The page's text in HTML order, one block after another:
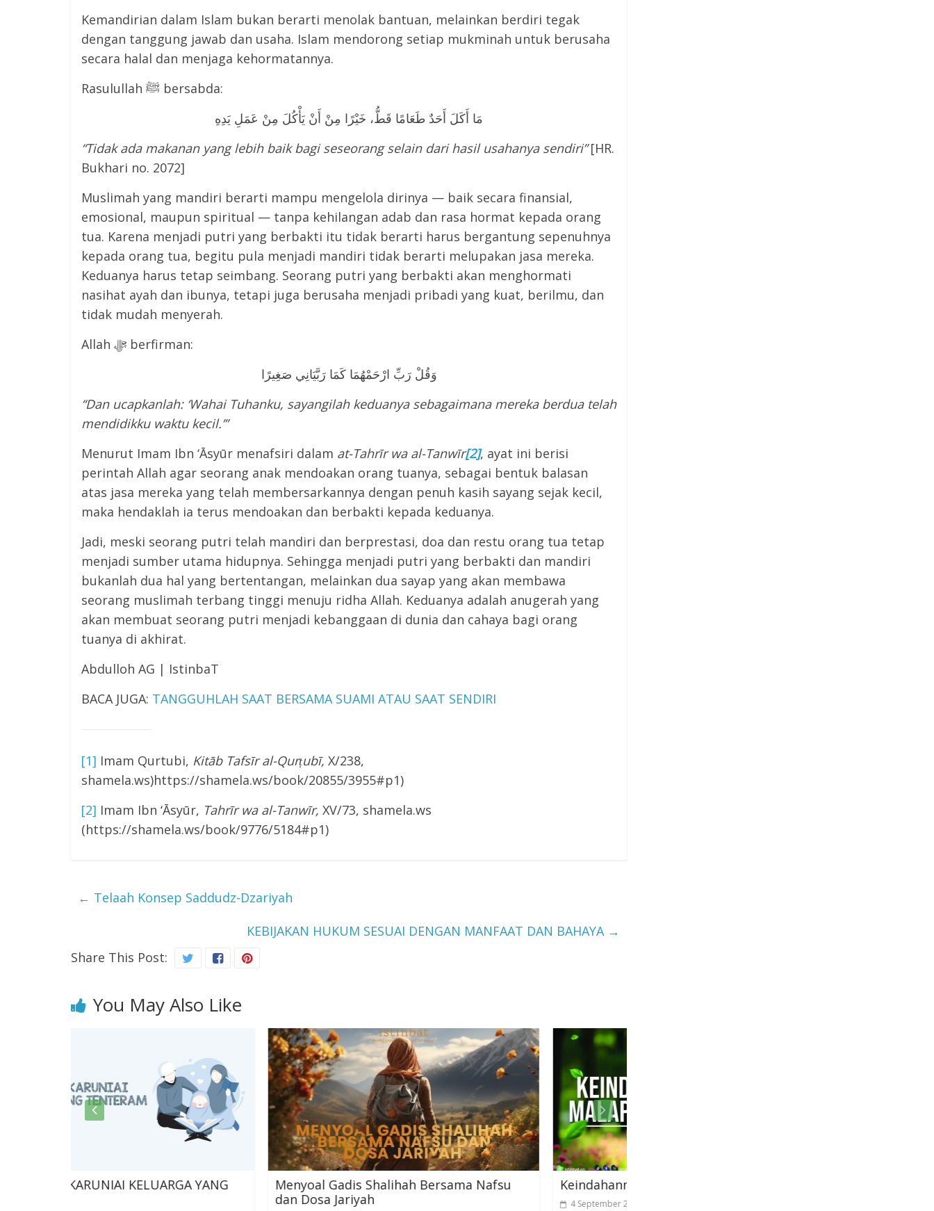
Kemandirian dalam Islam bukan berarti menolak bantuan, melainkan berdiri tegak
dengan tanggung jawab dan usaha. Islam mendorong setiap mukminah untuk berusaha
secara halal dan menjaga kehormatannya.
Rasulullah ﷺ bersabda:
مَا أَكَلَ أَحَدٌ طَعَامًا قَطُّ، خَيْرًا مِنْ أَنْ يَأْكُلَ مِنْ عَمَلِ يَدِهِ
“Tidak ada makanan yang lebih baik bagi seseorang selain dari hasil usahanya sendiri”[HR.
Bukhari no. 2072]
Muslimah yang mandiri berarti mampu mengelola dirinya — baik secara finansial,
emosional, maupun spiritual — tanpa kehilangan adab dan rasa hormat kepada orang
tua. Karena menjadi putri yang berbakti itu tidak berarti harus bergantung sepenuhnya
kepada orang tua, begitu pula menjadi mandiri tidak berarti melupakan jasa mereka.
Keduanya harus tetap seimbang. Seorang putri yang berbakti akan menghormati
nasihat ayah dan ibunya, tetapi juga berusaha menjadi pribadi yang kuat, berilmu, dan
tidak mudah menyerah.
Allah ﷻ berfirman:
وَقُلْ رَبِّ ارْحَمْهُمَا كَمَا رَبَّيَانِي صَغِيرًا
“Dan ucapkanlah: ‘Wahai Tuhanku, sayangilah keduanya sebagaimana mereka berdua telah
mendidikku waktu kecil.’”
Menurut Imam Ibn ‘Āsyūr menafsiri dalam at-Tahrīr wa al-Tanwīr[2], ayat ini berisi
perintah Allah agar seorang anak mendoakan orang tuanya, sebagai bentuk balasan
atas jasa mereka yang telah membersarkannya dengan penuh kasih sayang sejak kecil,
maka hendaklah ia terus mendoakan dan berbakti kepada keduanya.
Jadi, meski seorang putri telah mandiri dan berprestasi, doa dan restu orang tua tetap
menjadi sumber utama hidupnya. Sehingga menjadi putri yang berbakti dan mandiri
bukanlah dua hal yang bertentangan, melainkan dua sayap yang akan membawa
seorang muslimah terbang tinggi menuju ridha Allah. Keduanya adalah anugerah yang
akan membuat seorang putri menjadi kebanggaan di dunia dan cahaya bagi orang
tuanya di akhirat.
Abdulloh AG | IstinbaT
BACA JUGA: TANGGUHLAH SAAT BERSAMA SUAMI ATAU SAAT SENDIRI
[1] Imam Qurtubi, Kitāb Tafsīr al-Qurṭubī, X/238,
shamela.ws)https://shamela.ws/book/20855/3955#p1)
[2] Imam Ibn ‘Āsyūr, Tahrīr wa al-Tanwīr, XV/73, shamela.ws
(https://shamela.ws/book/9776/5184#p1)
← Telaah Konsep Saddudz-Dzariyah
KEBIJAKAN HUKUM SESUAI DENGAN MANFAAT DAN BAHAYA →
Share This Post:
You May Also Like
YANG
Menyoal Gadis Shalihah Bersama Nafsu
Keindahanmu Malapetakamu